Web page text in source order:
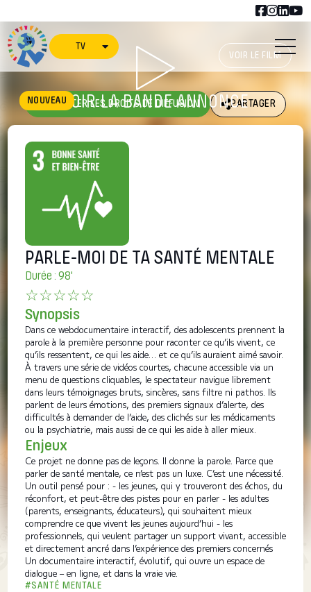
TV
NOUVEAUVOIR LA BANDE ANNONCE
VOIR LE FILM
ACHETER LES DROITS DE DIFFUSION PARTAGER
PARLE-MOI DE TA SANTÉ MENTALE
Durée : 98'
☆☆☆☆☆
Synopsis
Dans ce webdocumentaire interactif, des adolescents prennent la
parole à la première personne pour raconter ce qu’ils vivent, ce
qu’ils ressentent, ce qui les aide… et ce qu’ils auraient aimé savoir.
À travers une série de vidéos courtes, chacune accessible via un
menu de questions cliquables, le spectateur navigue librement
dans leurs témoignages bruts, sincères, sans filtre ni pathos. Ils
parlent de leurs émotions, des premiers signaux d’alerte, des
difficultés à demander de l’aide, des clichés sur les médicaments
ou la psychiatrie, mais aussi de ce qui les aide à aller mieux.
Enjeux
Ce projet ne donne pas de leçons. Il donne la parole. Parce que
parler de santé mentale, ce n’est pas un luxe. C’est une nécessité.
Un outil pensé pour : - les jeunes, qui y trouveront des échos, du
réconfort, et peut-être des pistes pour en parler - les adultes
(parents, enseignants, éducateurs), qui souhaitent mieux
comprendre ce que vivent les jeunes aujourd’hui - les
professionnels, qui veulent partager un support vivant, accessible
et directement ancré dans l’expérience des premiers concernés
Un documentaire interactif, évolutif, qui ouvre un espace de
dialogue – en ligne, et dans la vraie vie.
#SANTÉ MENTALE